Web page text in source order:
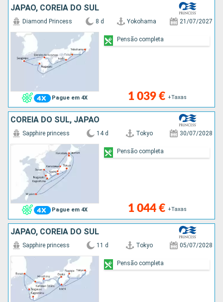
JAPÃO, COREIA DO SUL
Pague em 4X
Diamond Princess 8 d Yokohama 21/07/2027
1 039 € +Taxas
Pensão completa
COREIA DO SUL, JAPÃO
Pague em 4X
Sapphire princess 14 d Tokyo 30/07/2028
1 044 € +Taxas
Pensão completa
JAPÃO, COREIA DO SUL
Sapphire princess 11 d Tokyo 05/07/2028
Pensão completa